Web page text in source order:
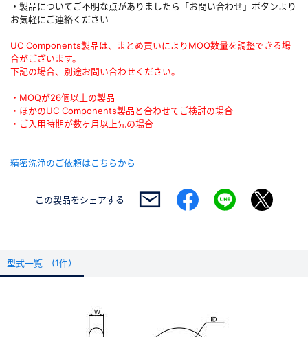
・製品についてご不明な点がありましたら「お問い合わせ」ボタンより
お気軽にご連絡ください
UC Components製品は、まとめ買いによりMOQ数量を調整できる場
合がございます。
下記の場合、別途お問い合わせください。
・MOQが26個以上の製品
・ほかのUC Components製品と合わせてご検討の場合
・ご入用時期が数ヶ月以上先の場合
精密洗浄のご依頼はこちらから
この製品をシェアする
型式一覧 (1件）